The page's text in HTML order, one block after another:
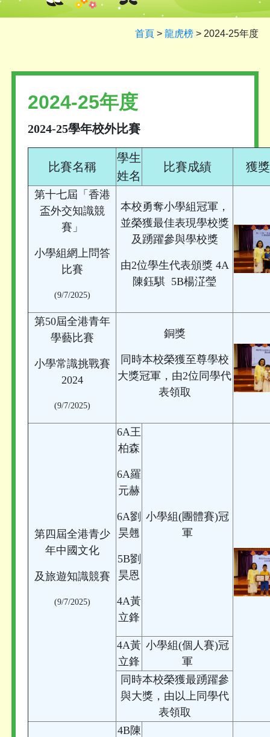
首頁 > 龍虎榜 > 2024-25年度
2024-25年度
2024-25學年校外比賽
比賽名稱
學生
姓名
比賽成績 獲
第十七屆「香港
盃外交知識競
賽」
小學組網上問答
比賽
(9/7/2025)
本校勇奪小學組冠軍，
並榮獲最佳表現學校獎
及踴躍參與學校獎
由2位學生代表頒獎 4A
陳鈺騏 5B楊淽瑩
第50屆全港青年
學藝比賽
小學常識挑戰賽
2024
(9/7/2025)
銅獎
同時本校榮獲至尊學校
大獎冠軍，由2位同學代
表領取
第四屆全港青少
年中國文化
及旅遊知識競賽
(9/7/2025)
6A王
柏森
6A羅
元赫
6A劉
昊翹
5B劉
昊恩
4A黃
立鋒
小學組(團體賽)冠
軍
4A黃
立鋒
小學組(個人賽)冠
軍
同時本校榮獲最踴躍參
與大獎，由以上同學代
表領取
4B陳